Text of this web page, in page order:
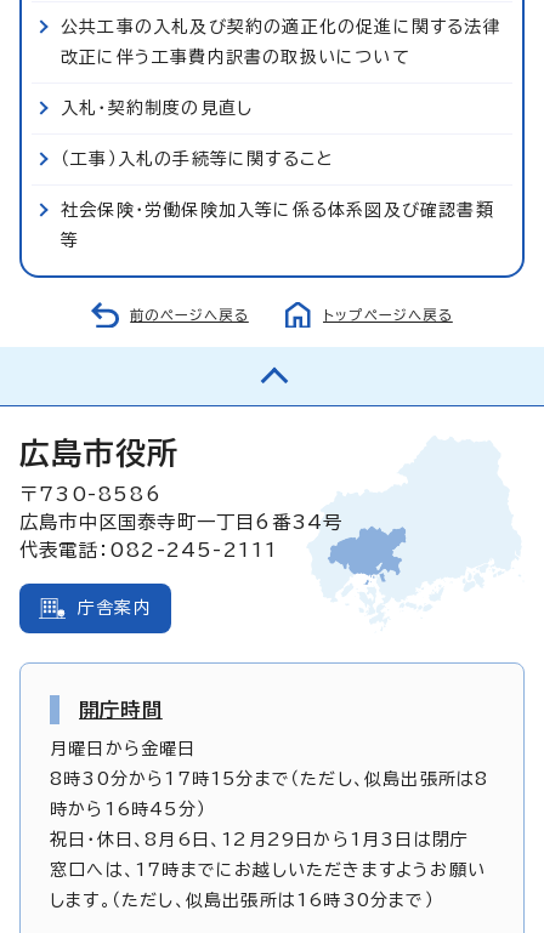
公共工事の入札及び契約の適正化の促進に関する法律
改正に伴う工事費内訳書の取扱いについて
入札・契約制度の見直し
（工事）入札の手続等に関すること
社会保険・労働保険加入等に係る体系図及び確認書類
等
前のページへ戻る トップページへ戻る
広島市役所
〒730-8586
広島市中区国泰寺町一丁目6番34号
代表電話：082-245-2111
庁舎案内
開庁時間
月曜日から金曜日
8時30分から17時15分まで（ただし、似島出張所は8
時から16時45分）
祝日・休日、8月6日、12月29日から1月3日は閉庁
窓口へは、17時までにお越しいただきますようお願い
します。（ただし、似島出張所は16時30分まで）